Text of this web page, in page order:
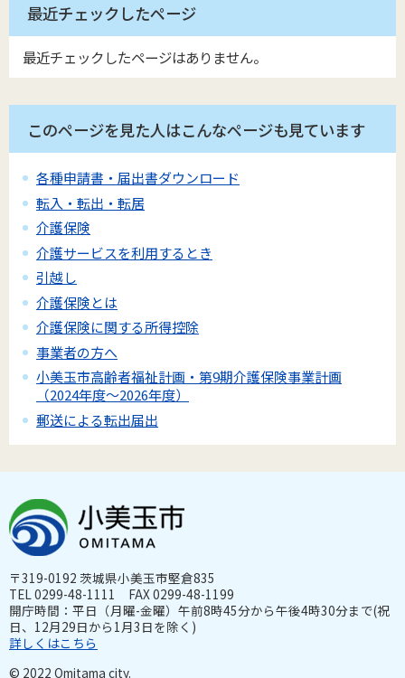
最近チェックしたページ
最近チェックしたページはありません。
このページを見た人はこんなページも見ています
各種申請書・届出書ダウンロード
転入・転出・転居
介護保険
介護サービスを利用するとき
引越し
介護保険とは
介護保険に関する所得控除
事業者の方へ
小美玉市高齢者福祉計画・第9期介護保険事業計画
（2024年度～2026年度）
郵送による転出届出
〒319-0192 茨城県小美玉市堅倉835
TEL 0299-48-1111 FAX 0299-48-1199
開庁時間：平日（月曜-金曜）午前8時45分から午後4時30分まで(祝
日、12月29日から1月3日を除く)
詳しくはこちら
© 2022 Omitama city.